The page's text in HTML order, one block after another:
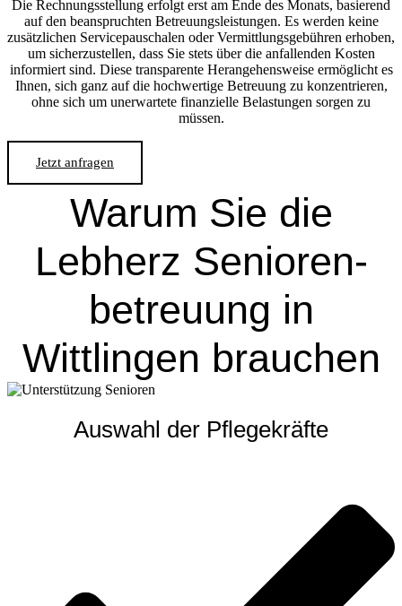
Die Rechnungsstellung erfolgt erst am Ende des Monats, basierend
auf den beanspruchten Betreuungsleistungen. Es werden keine
zusätzlichen Servicepauschalen oder Vermittlungsgebühren erhoben,
um sicherzustellen, dass Sie stets über die anfallenden Kosten
informiert sind. Diese transparente Herangehensweise ermöglicht es
Ihnen, sich ganz auf die hochwertige Betreuung zu konzentrieren,
ohne sich um unerwartete finanzielle Belastungen sorgen zu
müssen.
Jetzt anfragen
Warum Sie die
Lebherz Senioren­
betreuung in
Wittlingen brauchen
Auswahl der Pflegekräfte